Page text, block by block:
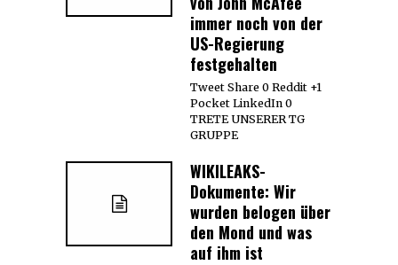
immer noch von der
US-Regierung
festgehalten
Tweet Share 0 Reddit +1
Pocket LinkedIn 0
TRETE UNSERER TG
GRUPPE
WIKILEAKS-
Dokumente: Wir
wurden belogen über
den Mond und was
auf ihm ist